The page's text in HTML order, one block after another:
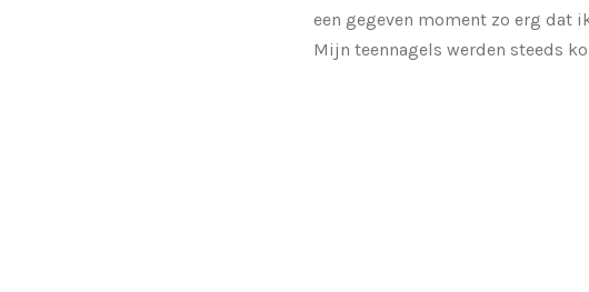
een gegeven moment zo erg dat
Mijn teennagels werden steeds